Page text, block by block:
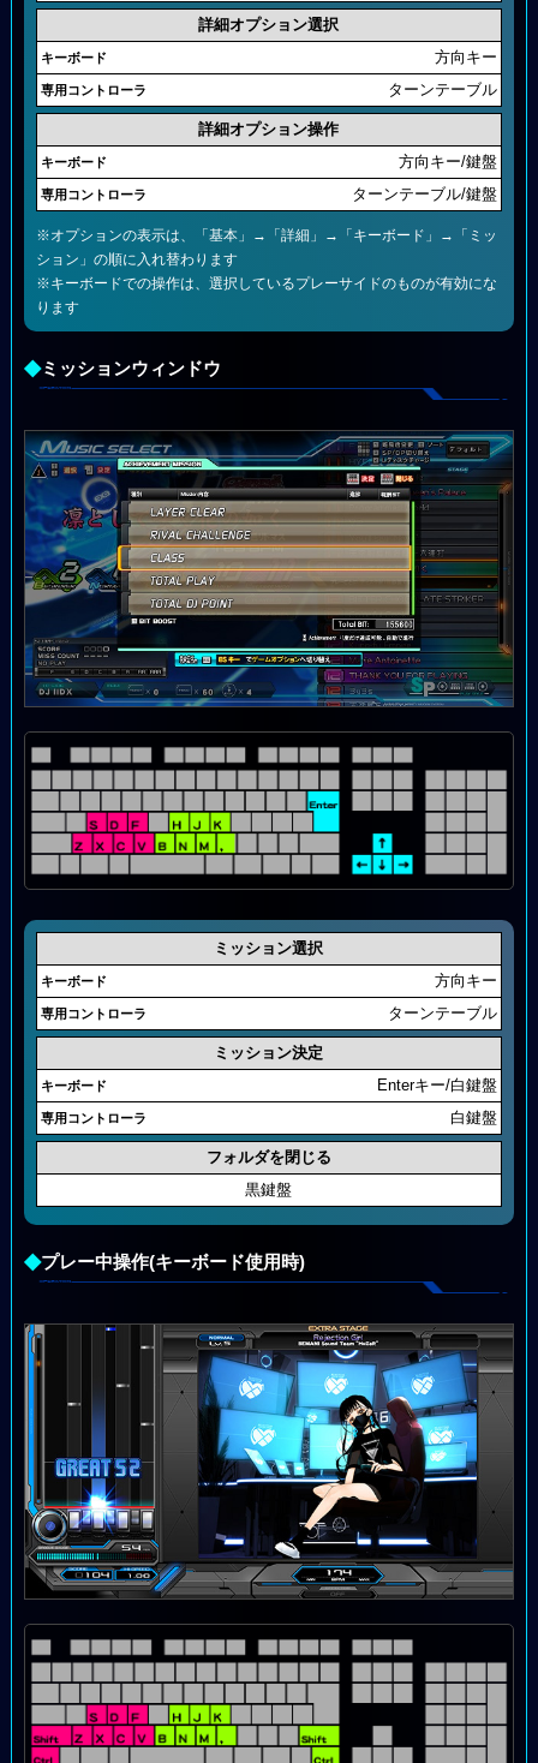
詳細オプション選択
方向キー
ターンテーブル
詳細オプション操作
方向キー/鍵盤
ターンテーブル/鍵盤
※オプションの表示は、「基本」→「詳細」→「キーボード」→「ミッ
ション」の順に入れ替わります
※キーボードでの操作は、選択しているプレーサイドのものが有効にな
ります
◆ミッションウィンドウ
ミッション選択
方向キー
ターンテーブル
ミッション決定
Enterキー/白鍵盤
白鍵盤
フォルダを閉じる
黒鍵盤
◆プレー中操作(キーボード使用時)